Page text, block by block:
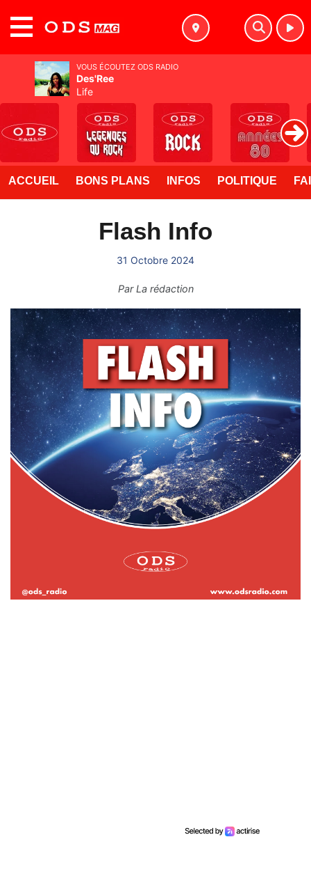
ACCUEIL BONS PLANS INFOS POLITIQUE
Flash Info
31 Octobre 2024
ParLa rédaction
VOUS ÉCOUTEZ ODS RADIO
Des'Ree
Life